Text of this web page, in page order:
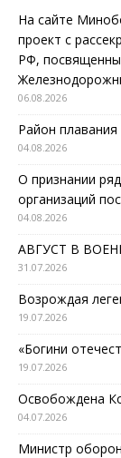
На сайте
проект с
РФ,
06.08.2026
Район плавания
04.08.2026
О признании
организаций
04.08.2026
АВГУСТ В
31.07.2026
Возрождая
19.07.2026
«Богини
19.07.2026
Освобождена
04.07.2026
Министр